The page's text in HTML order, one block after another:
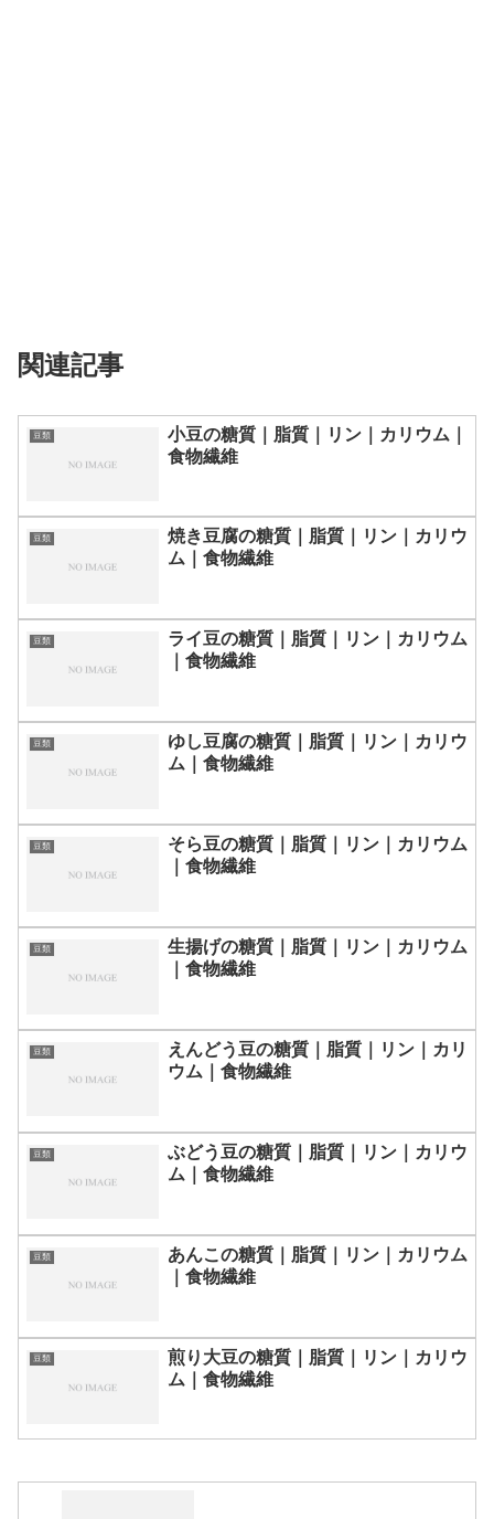
関連記事
豆類
小豆の糖質｜脂質｜リン｜カリウム｜
食物繊維
豆類
焼き豆腐の糖質｜脂質｜リン｜カリウ
ム｜食物繊維
豆類
ライ豆の糖質｜脂質｜リン｜カリウム
｜食物繊維
豆類
ゆし豆腐の糖質｜脂質｜リン｜カリウ
ム｜食物繊維
豆類
そら豆の糖質｜脂質｜リン｜カリウム
｜食物繊維
豆類
生揚げの糖質｜脂質｜リン｜カリウム
｜食物繊維
豆類
えんどう豆の糖質｜脂質｜リン｜カリ
ウム｜食物繊維
豆類
ぶどう豆の糖質｜脂質｜リン｜カリウ
ム｜食物繊維
豆類
あんこの糖質｜脂質｜リン｜カリウム
｜食物繊維
豆類
煎り大豆の糖質｜脂質｜リン｜カリウ
ム｜食物繊維